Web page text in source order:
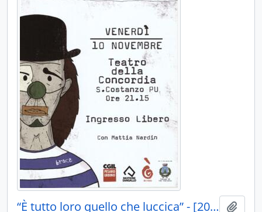
“È tutto loro quello che luccica” - [2017]